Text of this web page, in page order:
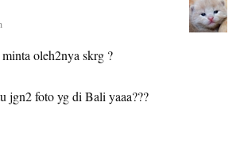
oleh2nya skrg ?
jgn2 foto yg di Bali yaaa???